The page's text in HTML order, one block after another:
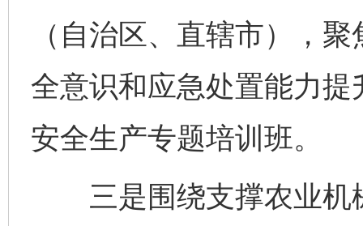
（自治区、直辖市），
全意识和应急处置能力
安全生产专题培训班。
三是围绕支撑农业机